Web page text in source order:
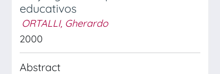
educativos
ORTALLI, Gherardo
2000
Abstract